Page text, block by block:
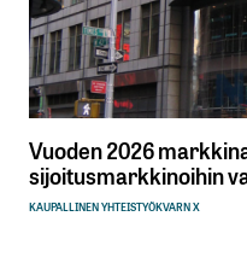
Vuoden 2026
sijoitusmarkkinoihin
KAUPALLINEN YHTEISTYÖKVARN X